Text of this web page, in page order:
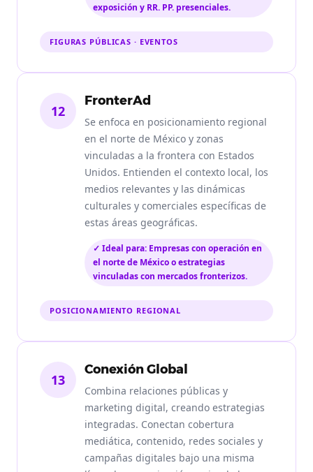
exposición y RR. PP. presenciales.
FIGURAS PÚBLICAS · EVENTOS
12
FronterAd
Se enfoca en posicionamiento regional
en el norte de México y zonas
vinculadas a la frontera con Estados
Unidos. Entienden el contexto local, los
medios relevantes y las dinámicas
culturales y comerciales específicas de
estas áreas geográficas.
✓ Ideal para: Empresas con operación en
el norte de México o estrategias
vinculadas con mercados fronterizos.
POSICIONAMIENTO REGIONAL
13
Conexión Global
Combina relaciones públicas y
marketing digital, creando estrategias
integradas. Conectan cobertura
mediática, contenido, redes sociales y
campañas digitales bajo una misma